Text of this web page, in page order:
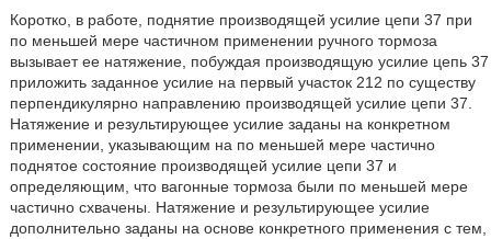
Коротко, в работе, поднятие производящей усилие цепи 37 при
по меньшей мере частичном применении ручного тормоза
вызывает ее натяжение, побуждая производящую усилие цепь 37
приложить заданное усилие на первый участок 212 по существу
перпендикулярно направлению производящей усилие цепи 37.
Натяжение и результирующее усилие заданы на конкретном
применении, указывающим на по меньшей мере частично
поднятое состояние производящей усилие цепи 37 и
определяющим, что вагонные тормоза были по меньшей мере
частично схвачены. Натяжение и результирующее усилие
дополнительно заданы на основе конкретного применения с тем,